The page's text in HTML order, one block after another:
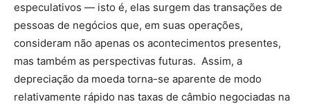
especulativos — isto é, elas surgem das transações de
pessoas de negócios que, em suas operações,
consideram não apenas os acontecimentos presentes,
mas também as perspectivas futuras. Assim, a
depreciação da moeda torna-se aparente de modo
relativamente rápido nas taxas de câmbio negociadas na